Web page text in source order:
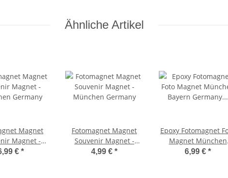
Ähnliche Artikel
Magnet
Magnet -
Germany
€ *
Fotomagnet Magnet
Souvenir Magnet -
München Germany
4,99 € *
Epoxy Fotomagnet
Magnet München
Bayern Germany
6,99 € *